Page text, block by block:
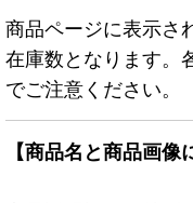
商品ページに表示さ
在庫数となります。
でご注意ください。
【商品名と商品画像